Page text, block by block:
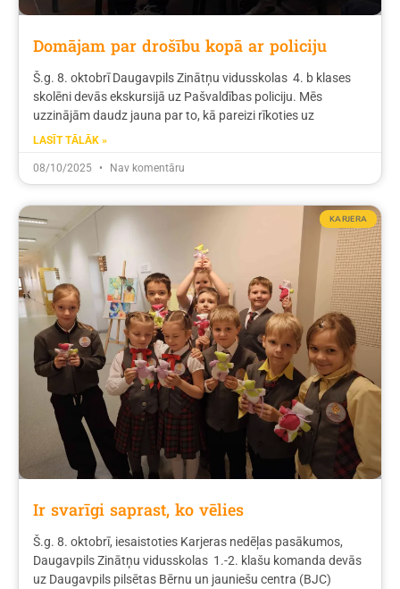
Domājam par drošību kopā ar policiju
Š.g. 8. oktobrī Daugavpils Zinātņu vidusskolas 4. b klases
skolēni devās ekskursijā uz Pašvaldības policiju. Mēs
uzzinājām daudz jauna par to, kā pareizi rīkoties uz
LASĪT TĀLĀK »
08/10/2025 Nav komentāru
KARJERA
Ir svarīgi saprast, ko vēlies
Š.g. 8. oktobrī, iesaistoties Karjeras nedēļas pasākumos,
Daugavpils Zinātņu vidusskolas 1.-2. klašu komanda devās
uz Daugavpils pilsētas Bērnu un jauniešu centra (BJC)